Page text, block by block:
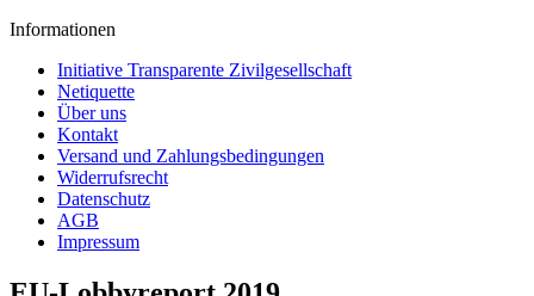
Informationen
Initiative Transparente Zivilgesellschaft
Netiquette
Über uns
Kontakt
Versand und Zahlungsbedingungen
Widerrufsrecht
Datenschutz
AGB
Impressum